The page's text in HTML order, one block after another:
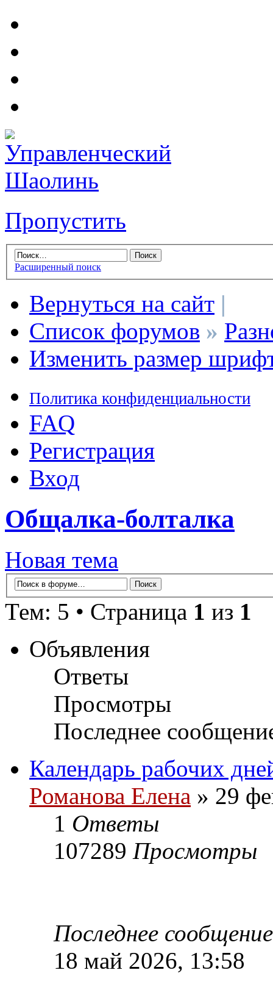
Пропустить
Расширенный поиск
Вернуться на сайт |
Список форумов »
Изменить размер
Политика конфиденциальности
FAQ
Регистрация
Вход
Общалка-болталка
Новая тема
Тем: 5 • Страница 1 из 1
Объявления
Ответы
Просмотры
Последнее
Календарь рабочих
Романова Елена » 29
1 Ответы
107289 Просмотры
Последнее
18 май 2026, 13:58